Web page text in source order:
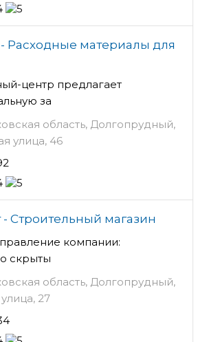
Расходные материалы для
центр предлагает
за
область, Долгопрудный,
улица, 46
Строительный магазин
компании:
скрыты
область, Долгопрудный,
27